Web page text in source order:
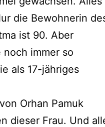
die Bewohnerin
ist 90. Aber
immer so
als 17-jähriges
Orhan Pamuk
dieser Frau. Und